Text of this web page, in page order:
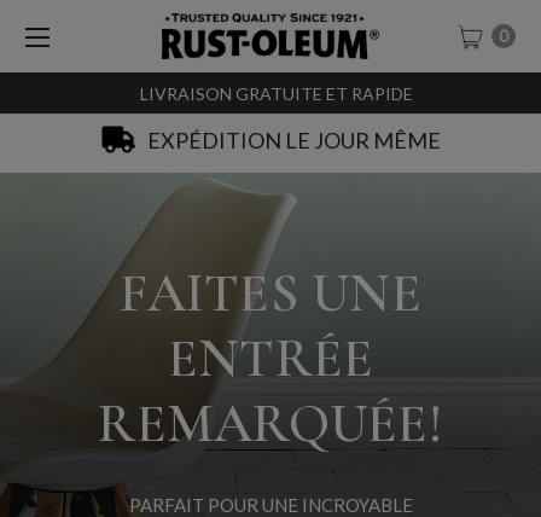
LIVRAISON GRATUITE ET RAPIDE
0
SACHET-TESTEURS À 0,99€
FAITES UNE
ENTRÉE
REMARQUÉE!
PARFAIT POUR UNE INCROYABLE